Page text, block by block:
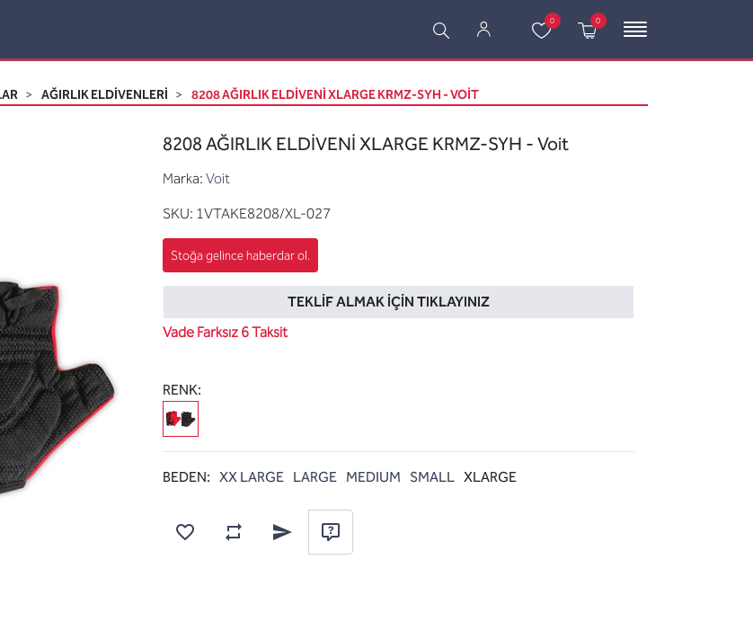
0 0
AĞIRLIK ELDIVENLERI 8208 AĞIRLIK ELDİVENİ XLARGE KRMZ-SYH - VOIT
8208 AĞIRLIK ELDİVENİ XLARGE KRMZ-SYH - Voit
Marka: Voit
SKU: 1VTAKE8208/XL-027
TEKLIF ALMAK İÇIN TIKLAYINIZ
Vade Farksız 6 Taksit
RENK:
BEDEN: XX LARGE LARGE MEDIUM SMALL XLARGE
Favorilere ekle
Karşılaştırma listesine ekle
Arkadaşına e-posta ile gönder
Soru sor